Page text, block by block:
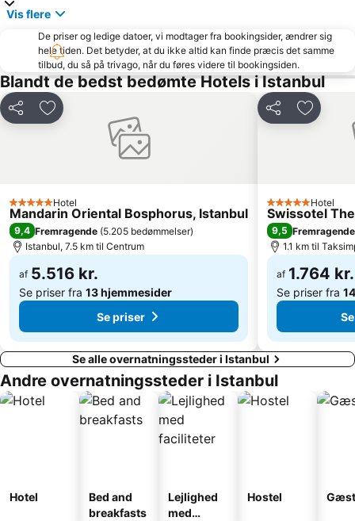
Bakırköy
Zeytinburnu
Hagia Sophia
Ortakoy
Eyup Sultan Mosque
Osmanbey Subway Station
Kagithane
Umraniye
İstanbul Congress Center
Kabataş Port
Bosphorus Bridge
Levent Subway Station
Gungoren
Haydarpasa Limani
Vis flere
De priser og ledige datoer, vi modtager fra bookingsider, ændrer sig
hele tiden. Det betyder, at du ikke altid kan finde præcis det samme
tilbud, du så på trivago, når du føres videre til bookingsiden.
Blandt de bedst bedømte Hotels i Istanbul
Del Føj til favoritter
5 StjernerHotel
Mandarin Oriental Bosphorus, Istanbul
9,4 Fremragende (5.205 bedømmelser)
Istanbul, 7.5 km til Centrum
af 5.516 kr.
Se priser fra 13 hjemmesider
Se priser
Del Føj til
5 StjernerHotel
Swissotel
9,5 Fremragende
1.1 km til
af 1.764 kr.
Se priser fra
Se alle overnatningssteder i Istanbul
Andre overnatningssteder i Istanbul
Hotel
Bed and
breakfasts
Lejlighed
med
Hostel